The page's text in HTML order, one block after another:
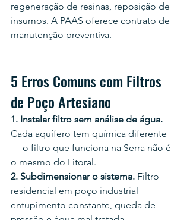
regeneração de resinas, reposição de
insumos. A PAAS oferece contrato de
manutenção preventiva.
5 Erros Comuns com Filtros
de Poço Artesiano
1. Instalar filtro sem análise de água.
Cada aquífero tem química diferente
— o filtro que funciona na Serra não é
o mesmo do Litoral.
2. Subdimensionar o sistema. Filtro
residencial em poço industrial =
entupimento constante, queda de